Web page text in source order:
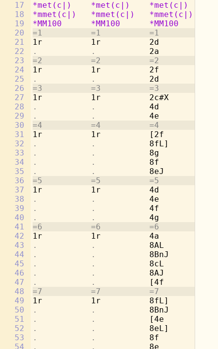
17
18
19
20
21
22
23
24
25
26
27
28
29
30
31
32
33
34
35
36
37
38
39
40
41
42
43
44
45
46
47
48
49
50
51
52
53
54
*met(c|)
*met(c|) *met(c|)
*mmet(c|)
*mmet(c|) *mmet(c|)
*MM100
*MM100 *MM100
=1          =1          =1          =1
1r          1r          2d          1r
.           . 2a
=2          =2          =2          =2
1r          1r          2f          1r
.           . 2d
=3          =3          =3          =3
1r          1r          2c#X        1r
.           . 4d
.           . 4e
=4          =4          =4          =4
1r          1r          [2f         1r
.           . 8fL]
.           . 8g
.           . 8f
.           . 8eJ
=5          =5          =5          =5
1r          1r          4d          2a
.           . 4e
.           . 4f
.           . 4g
=6          =6          =6          =6
1r          1r          4a
.           . 8AL
.           . 8BnJ
.           . 8cL         2a
.           . 8AJ
.           .
[4f
=7          =7          =7          =7
1r          1r          8fL]
.           . 8BnJ
.           .
[4e
.           . 8eL]        4a
.           . 8f
.           . 8e